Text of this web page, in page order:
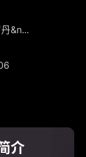
&n...
介